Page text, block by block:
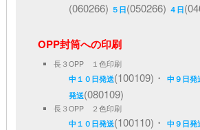
(060266) ５日(050266) ４日
OPP封筒への印刷
長３OPP １色印刷
中１０日発送(100109)・中９日発
発送(080109)
長３OPP ２色印刷
中１０日発送(100110)・中９日発